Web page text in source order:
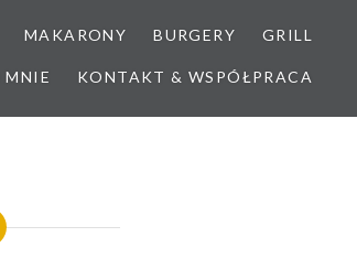
MAKARONY BURGERY GRILL
MNIE KONTAKT & WSPÓŁPRACA